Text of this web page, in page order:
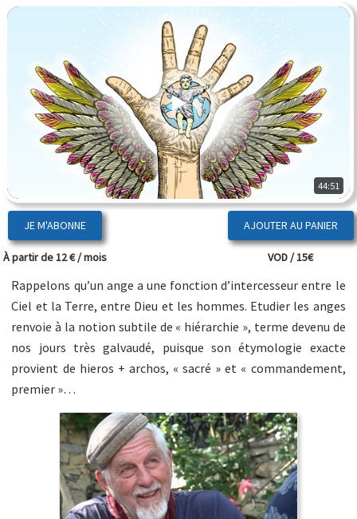
44:51
JE M'ABONNE
À partir de 12 € / mois VOD / 15€
Rappelons qu’un ange a une fonction d’intercesseur entre le
Ciel et la Terre, entre Dieu et les hommes. Etudier les anges
renvoie à la notion subtile de « hiérarchie », terme devenu de
nos jours très galvaudé, puisque son étymologie exacte
provient de hieros + archos, « sacré » et « commandement,
premier »…